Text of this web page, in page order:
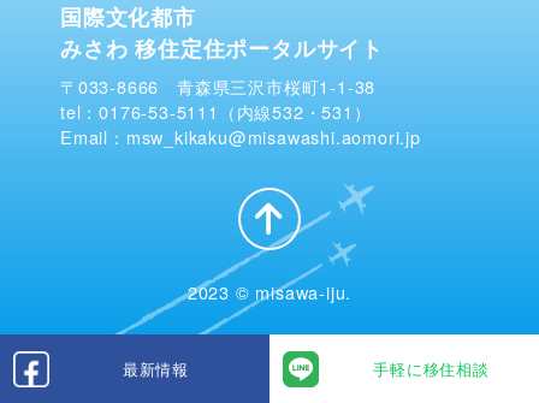
最新情報 手軽に移住相談
国際文化都市
みさわ 移住定住ポータルサイト
〒033-8666 青森県三沢市桜町1-1-38
tel：0176-53-5111（内線532・531）
Email：msw_kikaku@misawashi.aomori.jp
2023 © misawa-iju.